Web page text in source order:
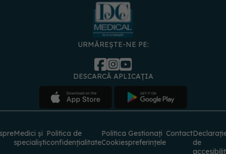
URMĂREȘTE-NE PE:
DESCARCĂ APLICAȚIA
Medici și
specialiști
Politica de
confidențialitate
Politica
Cookies
Gestionați
preferințele
Contact
de